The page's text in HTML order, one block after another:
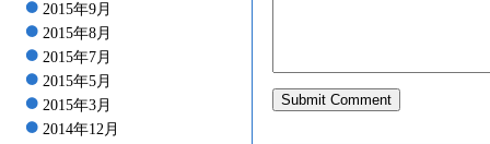
2015年9月
2015年8月
2015年7月
2015年5月
2015年3月
2014年12月